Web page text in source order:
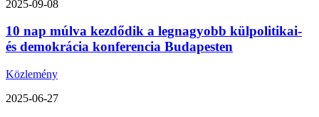
2025-09-08
10 nap múlva kezdődik a legnagyobb külpolitikai-
és demokrácia konferencia Budapesten
Közlemény
2025-06-27